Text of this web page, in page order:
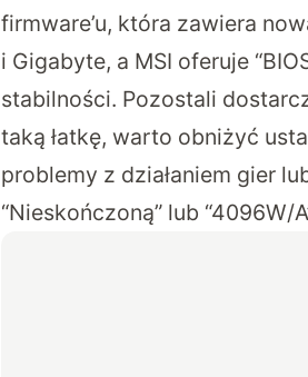
firmware’u, która zawiera
i Gigabyte, a MSI oferuje
stabilności. Pozostali
taką łatkę, warto obniżyć
problemy z działaniem gier
“Nieskończoną” lub “4096W/